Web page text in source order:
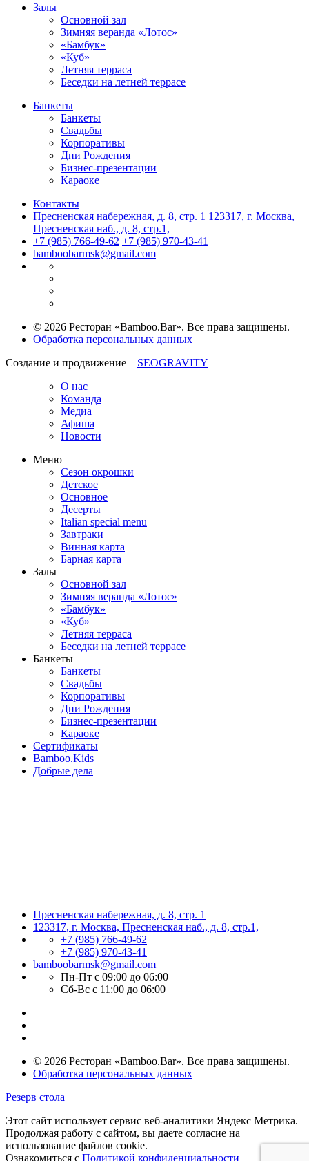
Залы
Основной зал
Зимняя веранда «Лотос»
«Бамбук»
«Куб»
Летняя терраса
Беседки на летней террасе
Банкеты
Банкеты
Свадьбы
Корпоративы
Дни Рождения
Бизнес-презентации
Караоке
Контакты
Пресненская набережная, д. 8, стр. 1 123317, г. Москва,
Пресненская наб., д. 8, стр.1,
+7 (985) 766-49-62 +7 (985) 970-43-41
bamboobarmsk@gmail.com
© 2026 Ресторан «Bamboo.Bar». Все права защищены.
Обработка персональных данных
Создание и продвижение – SEOGRAVITY
О нас
Команда
Медиа
Афиша
Новости
Меню
Сезон окрошки
Детское
Основное
Десерты
Italian special menu
Завтраки
Винная карта
Барная карта
Залы
Основной зал
Зимняя веранда «Лотос»
«Бамбук»
«Куб»
Летняя терраса
Беседки на летней террасе
Банкеты
Банкеты
Свадьбы
Корпоративы
Дни Рождения
Бизнес-презентации
Караоке
Сертификаты
Bamboo.Kids
Добрые дела
Пресненская набережная, д. 8, стр. 1
123317, г. Москва, Пресненская наб., д. 8, стр.1,
+7 (985) 766-49-62
+7 (985) 970-43-41
bamboobarmsk@gmail.com
Пн-Пт с 09:00 до 06:00
Сб-Вс с 11:00 до 06:00
© 2026 Ресторан «Bamboo.Bar». Все права защищены.
Обработка персональных данных
Резерв стола
Этот сайт использует сервис веб-аналитики Яндекс Метрика.
Продолжая работу с сайтом, вы даете согласие на
использование файлов cookie.
Ознакомиться с Политикой конфиденциальности